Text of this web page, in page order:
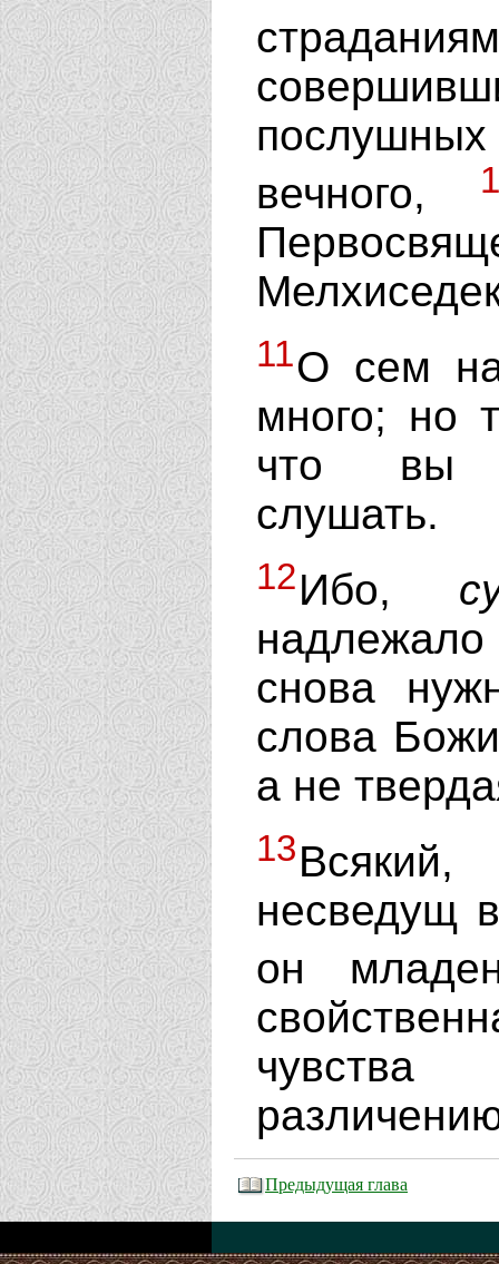
вечного,
11О сем
много; но
что вы
слушать.
12Ибо,
снова
слова
а не
13
несведущ
он
Предыдущая глава